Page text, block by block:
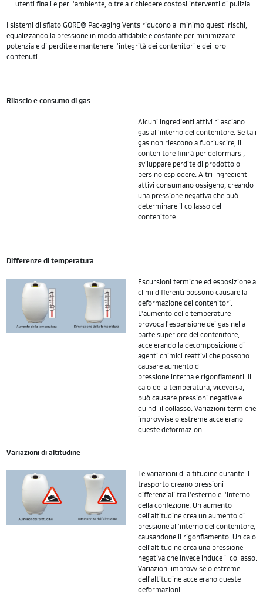
utenti finali e per l'ambiente, oltre a richiedere costosi interventi di pulizia.
I sistemi di sfiato GORE® Packaging Vents riducono al minimo questi rischi,
equalizzando la pressione in modo affidabile e costante per minimizzare il
potenziale di perdite e mantenere l'integrità dei contenitori e dei loro
contenuti.
Rilascio e consumo di gas
Alcuni ingredienti attivi rilasciano
gas all'interno del contenitore. Se tali
gas non riescono a fuoriuscire, il
contenitore finirà per deformarsi,
sviluppare perdite di prodotto o
persino esplodere. Altri ingredienti
attivi consumano ossigeno, creando
una pressione negativa che può
determinare il collasso del
contenitore.
Differenze di temperatura
Escursioni termiche ed esposizione a
climi differenti possono causare la
deformazione dei contenitori.
L'aumento delle temperature
provoca l'espansione dei gas nella
parte superiore del contenitore,
accelerando la decomposizione di
agenti chimici reattivi che possono
causare aumento di
pressione interna e rigonfiamenti. Il
calo della temperatura, viceversa,
può causare pressioni negative e
quindi il collasso. Variazioni termiche
improvvise o estreme accelerano
queste deformazioni.
Variazioni di altitudine
Le variazioni di altitudine durante il
trasporto creano pressioni
differenziali tra l'esterno e l'interno
della confezione. Un aumento
dell'altitudine crea un aumento di
pressione all'interno del contenitore,
causandone il rigonfiamento. Un calo
dell'altitudine crea una pressione
negativa che invece induce il collasso.
Variazioni improvvise o estreme
dell'altitudine accelerano queste
deformazioni.